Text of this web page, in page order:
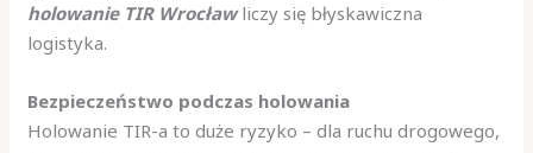
holowanie TIR Wrocławliczy się błyskawiczna
logistyka.
Bezpieczeństwo podczas holowania
Holowanie TIR-a to duże ryzyko – dla ruchu drogowego,